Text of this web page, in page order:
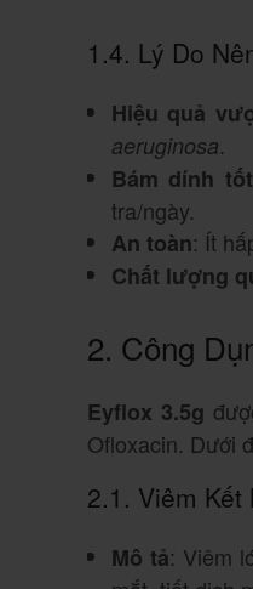
1.4. Lý Do
Hiệu quả
aeruginosa.
Bám dính tốt
tra/ngày.
An toàn: Ít
Chất lượng
2. Công
Eyflox 3.5g
Ofloxacin. Dưới
2.1. Viêm
Mô tả: Viêm